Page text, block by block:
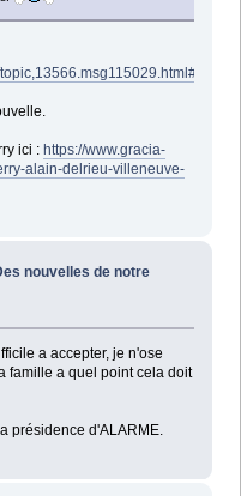
ici : https://www.gracia-
alain-delrieu-villeneuve-
nouvelles de notre
a accepter, je n'ose
famille a quel point cela doit
présidence d'ALARME.